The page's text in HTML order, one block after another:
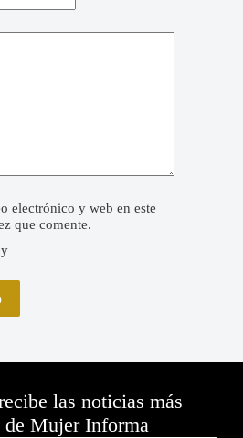
electrónico y web en este
que comente.
las noticias más
de Mujer Informa